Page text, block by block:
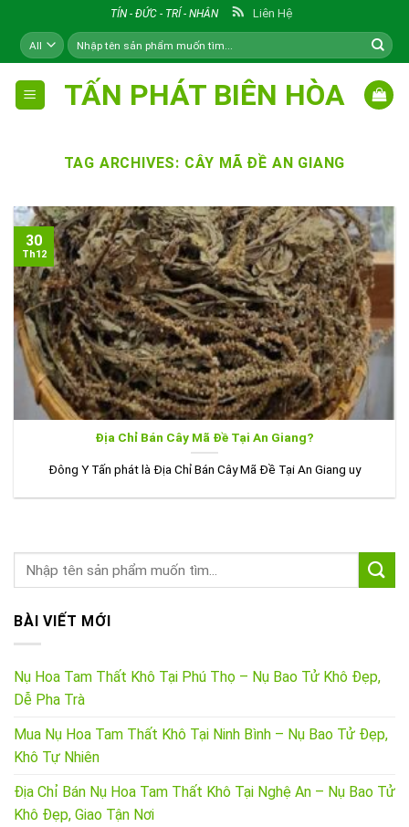
content
TÍN - ĐỨC - TRÍ - NHÂN Liên Hệ
Tìm
kiếm:
TẤN PHÁT BIÊN HÒA
TAG ARCHIVES: CÂY MÃ ĐỀ AN GIANG
Địa Chỉ Bán Cây Mã Đề Tại An Giang?
Đông Y Tấn phát là Địa Chỉ Bán Cây Mã Đề Tại An Giang uy
30
Th12
BÀI VIẾT MỚI
Nụ Hoa Tam Thất Khô Tại Phú Thọ – Nụ Bao Tử Khô Đẹp,
Dễ Pha Trà
Mua Nụ Hoa Tam Thất Khô Tại Ninh Bình – Nụ Bao Tử Đẹp,
Khô Tự Nhiên
Địa Chỉ Bán Nụ Hoa Tam Thất Khô Tại Nghệ An – Nụ Bao Tử
Khô Đẹp, Giao Tận Nơi